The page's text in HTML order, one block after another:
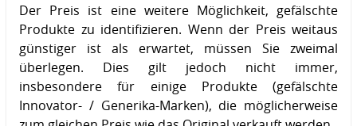
Der Preis ist eine weitere Möglichkeit, gefälschte
Produkte zu identifizieren. Wenn der Preis weitaus
günstiger ist als erwartet, müssen Sie zweimal
überlegen. Dies gilt jedoch nicht immer,
insbesondere für einige Produkte (gefälschte
Innovator- / Generika-Marken), die möglicherweise